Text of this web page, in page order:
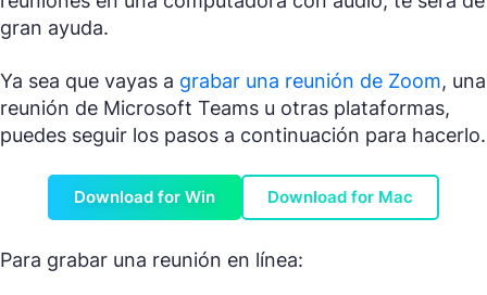
gran ayuda.
Ya sea que vayas a grabar una reunión de Zoom, una
reunión de Microsoft Teams u otras plataformas,
puedes seguir los pasos a continuación para hacerlo.
Download for Win Download for Mac
Para grabar una reunión en línea: